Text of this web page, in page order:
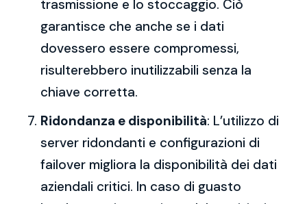
trasmissione e lo stoccaggio. Ciò
garantisce che anche se i dati
dovessero essere compromessi,
risulterebbero inutilizzabili senza la
chiave corretta.
Ridondanza e disponibilità: L’utilizzo di
server ridondanti e configurazioni di
failover migliora la disponibilità dei dati
aziendali critici. In caso di guasto